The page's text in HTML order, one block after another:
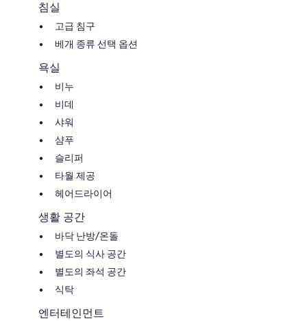
침실
고급 침구
베개 종류 선택 옵션
욕실
비누
비데
샤워
샴푸
슬리퍼
타월 제공
헤어드라이어
생활 공간
바닥 난방/온돌
별도의 식사 공간
별도의 좌석 공간
식탁
엔터테인먼트